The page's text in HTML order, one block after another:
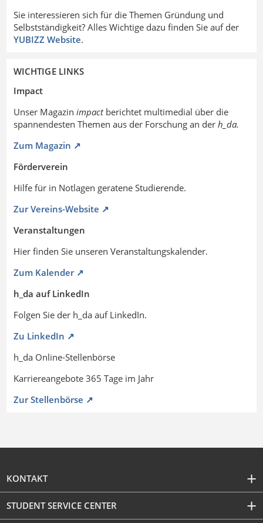
Sie interessieren sich für die Themen Gründung und
Selbstständigkeit? Alles Wichtige dazu finden Sie auf der
YUBIZZ Website.
WICHTIGE LINKS
Impact
Unser Magazin impactberichtet multimedial über die
spannendesten Themen aus der Forschung an der h_da.
Zum Magazin ↗
Förderverein
Hilfe für in Notlagen geratene Studierende.
Zur Vereins-Website ↗
Veranstaltungen
Hier finden Sie unseren Veranstaltungskalender.
Zum Kalender ↗
h_da auf LinkedIn
Folgen Sie der h_da auf LinkedIn.
Zu LinkedIn ↗
h_da Online-Stellenbörse
Karriereangebote 365 Tage im Jahr
Zur Stellenbörse ↗
KONTAKT
STUDENT SERVICE CENTER